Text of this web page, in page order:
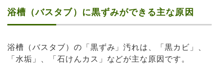
浴槽（バスタブ）に黒ずみができる主な原因
浴槽（バスタブ）の「黒ずみ」汚れは、「黒カビ」、
「水垢」、「石けんカス」などが主な原因です。